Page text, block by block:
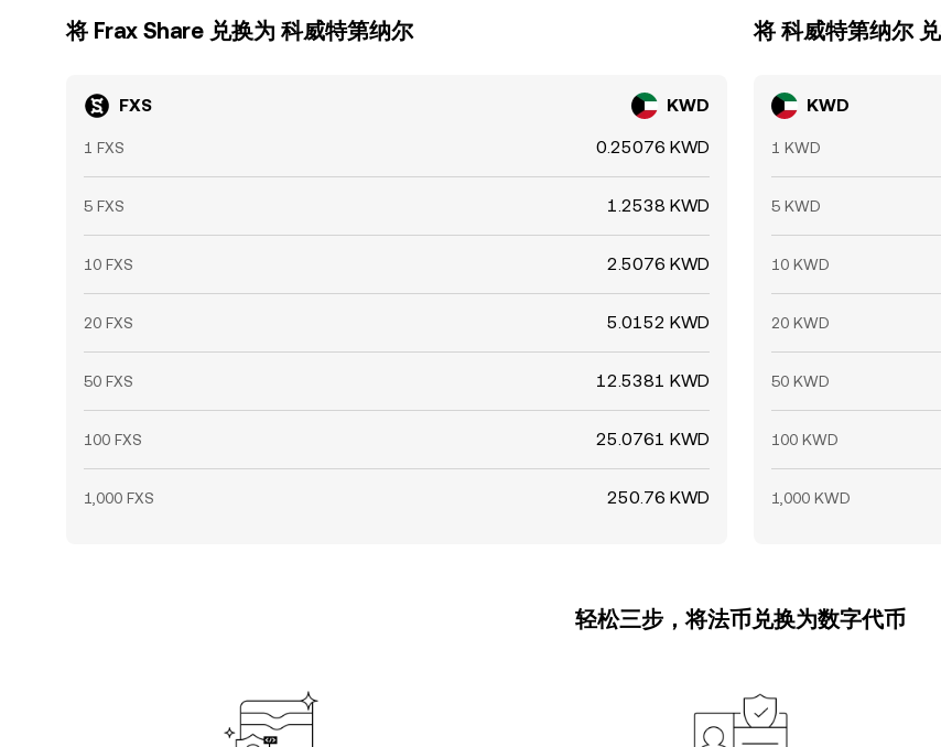
将 Frax Share 兑换为 科威特第纳尔
FXS KWD
1 FXS 0.25076 KWD
5 FXS 1.2538 KWD
10 FXS 2.5076 KWD
20 FXS 5.0152 KWD
50 FXS 12.5381 KWD
100 FXS 25.0761 KWD
1,000 FXS 250.76 KWD
将 科威特第纳尔
KWD
1 KWD
5 KWD
10 KWD
20 KWD
50 KWD
100 KWD
1,000 KWD
轻松三步，将法币兑换为数字代币